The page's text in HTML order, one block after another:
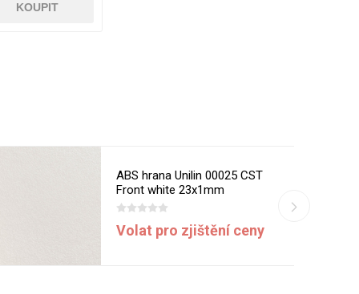
KOUPIT
ABS hrana Unilin 00025 CST
Front white 23x1mm
Volat pro zjištění ceny